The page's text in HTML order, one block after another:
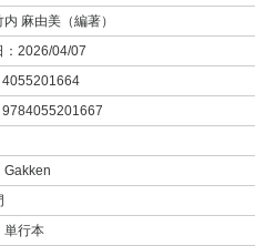
麻由美（編著）
：2026/04/07
4055201664
9784055201667
Gakken
単行本